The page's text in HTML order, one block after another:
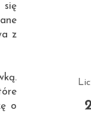
się
z
o